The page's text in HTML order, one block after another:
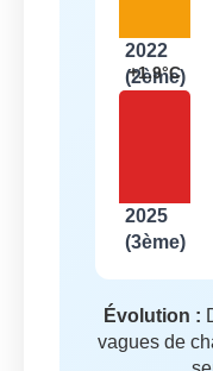
2022
(2ème)
+1,9°C
2025
(3ème)
Évolution :
vagues de